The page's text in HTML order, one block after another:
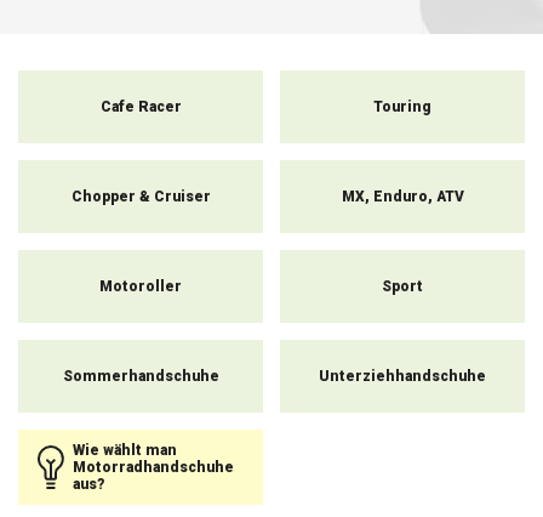
Sportmotorräder, fingerlose oder Thermohandschuhe. Qualitativ
Verletzungen.Cafe Racer Touring
Chopper & Cruiser MX, Enduro, ATV
Motoroller Sport
Sommerhandschuhe Unterziehhandschuhe
Wie wählt man
Motorradhandschuhe
aus?